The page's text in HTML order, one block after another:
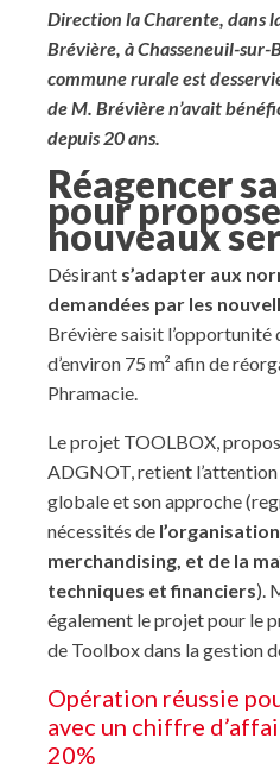
Direction la Charente, dans
Brévière, à Chasseneuil-
commune rurale est
de M. Brévière n’avait
depuis 20 ans.
Réagencer
pour
nouveaux
Désirant s’adapter aux
demandées par les
Brévière saisit l’opportunité
d’environ 75 m² afin de
Phramacie.
Le projet TOOLBOX,
ADGNOT, retient
globale et son approche
nécessités de
merchandising, et de la
techniques et financiers).
également le projet pour le
de Toolbox dans la gestion
Opération réussie
avec un chiffre
20%